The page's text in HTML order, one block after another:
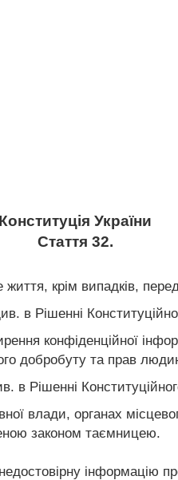
Конституція України
Стаття 32.
крім випадків,
в Рішенні
конфіденційної
добробуту та прав
в Рішенні
влади, органах
законом таємницею.
інформацію